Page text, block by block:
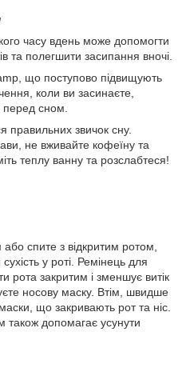
часу вдень може допомогти
та полегшити засипання вночі.
що поступово підвищують
коли ви засинаєте,
сном.
правильних звичок сну.
не вживайте кофеїну та
теплу ванну та розслабтеся!
спите з відкритим ротом,
у роті. Ремінець для
рота закритим і зменшує витік
носову маску. Втім, швидше
що закривають рот та ніс.
також допомагає усунути